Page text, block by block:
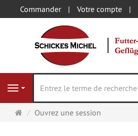
Commander Votre compte
Navigation
PageOuvrez une session